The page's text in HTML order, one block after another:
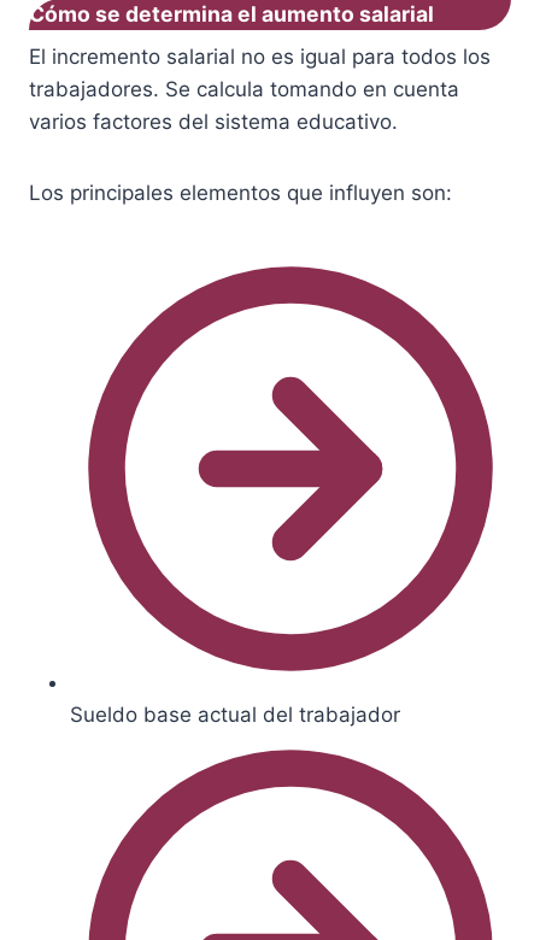
Cómo se determina el aumento salarial
El incremento salarial no es igual para todos los
trabajadores. Se calcula tomando en cuenta
varios factores del sistema educativo.
Los principales elementos que influyen son:
Sueldo base actual del trabajador